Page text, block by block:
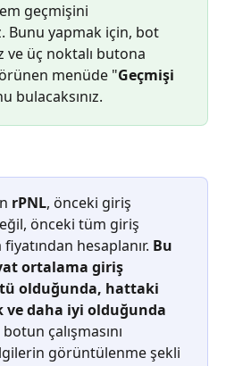
geçmişini
Bunu yapmak için, bot
ve üç noktalı butona
menüde "Geçmişi
bulacaksınız.
rPNL, önceki giriş
önceki tüm giriş
hesaplanır. Bu
ortalama giriş
olduğunda, hattaki
ve daha iyi olduğunda
çalışmasını
görüntülenme şekli